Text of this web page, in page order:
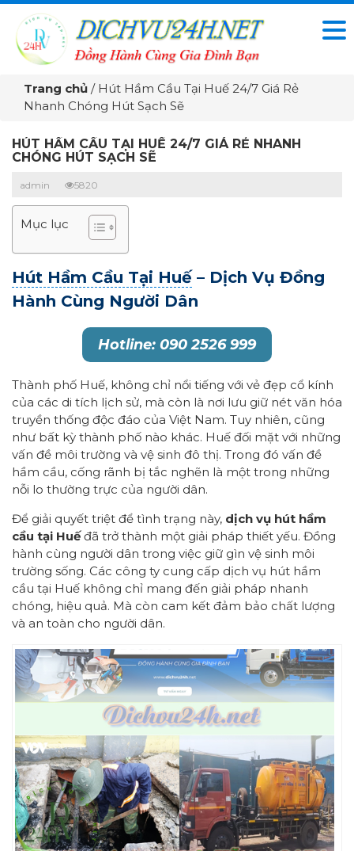
Trang chủ / Hút Hầm Cầu Tại Huế 24/7 Giá Rẻ
Nhanh Chóng Hút Sạch Sẽ
HÚT HẦM CẦU TẠI HUẾ 24/7 GIÁ RẺ NHANH
CHÓNG HÚT SẠCH SẼ
admin 5820
Mục lục
Hút Hầm Cầu Tại Huế– Dịch Vụ Đồng
Hành Cùng Người Dân
Hotline: 090 2526 999
Thành phố Huế, không chỉ nổi tiếng với vẻ đẹp cổ kính
của các di tích lịch sử, mà còn là nơi lưu giữ nét văn hóa
truyền thống độc đáo của Việt Nam. Tuy nhiên, cũng
như bất kỳ thành phố nào khác. Huế đối mặt với những
vấn đề môi trường và vệ sinh đô thị. Trong đó vấn đề
hầm cầu, cống rãnh bị tắc nghẽn là một trong những
nỗi lo thường trực của người dân.
Để giải quyết triệt để tình trạng này, dịch vụ hút hầm
cầu tại Huếđã trở thành một giải pháp thiết yếu. Đồng
hành cùng người dân trong việc giữ gìn vệ sinh môi
trường sống. Các công ty cung cấp dịch vụ hút hầm
cầu tại Huế không chỉ mang đến giải pháp nhanh
chóng, hiệu quả. Mà còn cam kết đảm bảo chất lượng
và an toàn cho người dân.